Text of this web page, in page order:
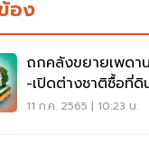
อง
ถกคลังขยายเพดา
-เปิดต่างชาติซื้อที่ดิ
11 ก.ค. 2565 | 10:23 น.